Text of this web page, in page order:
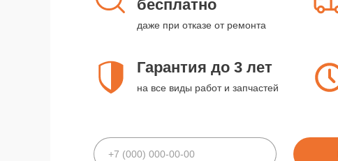
бесплатно
даже при отказе от ремонта
Гарантия до 3 лет
на все виды работ и запчастей